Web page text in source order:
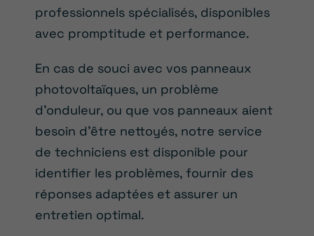
professionnels spécialisés, disponibles
avec promptitude et performance.
En cas de souci avec vos panneaux
photovoltaïques, un problème
d’onduleur, ou que vos panneaux aient
besoin d’être nettoyés, notre service
de techniciens est disponible pour
identifier les problèmes, fournir des
réponses adaptées et assurer un
entretien optimal.